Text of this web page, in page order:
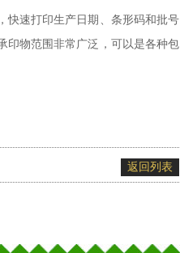
快速打印生产日期、条形码和批号
印物范围非常广泛，可以是各种包
返回列表